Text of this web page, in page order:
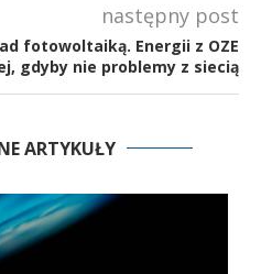
następny post
fotowoltaiką. Energii z OZE
gdyby nie problemy z siecią
ARTYKUŁY